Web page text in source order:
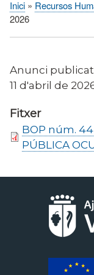
Fil
Inici Recursos
2026
Anunci
11 d'abril de
Fitxer
BOP núm. 44
PÚBLICA